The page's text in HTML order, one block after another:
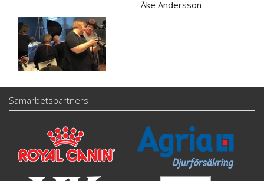
Åke Andersson
Samarbetspartners